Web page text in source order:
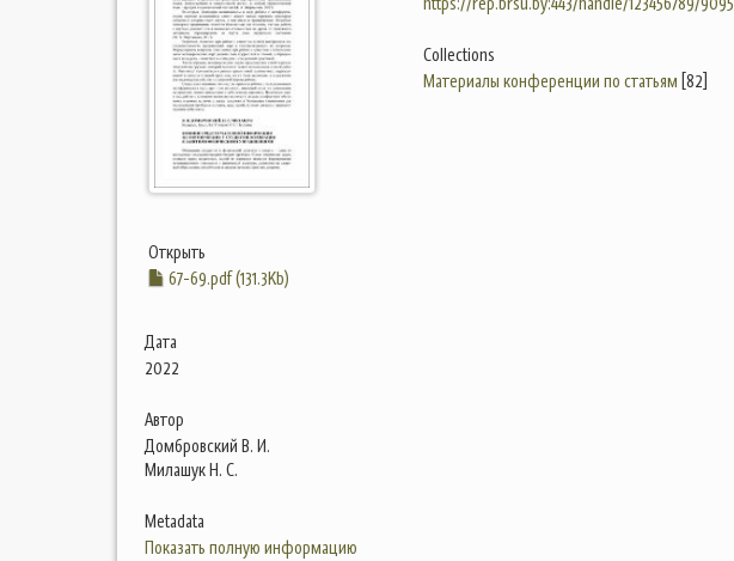
Открыть
67-69.pdf (131.3Kb)
Дата
2022
Автор
Домбровский В. И.
Милашук Н. С.
Metadata
Показать полную информацию
Collections
Материалы конференции по статьям [82]